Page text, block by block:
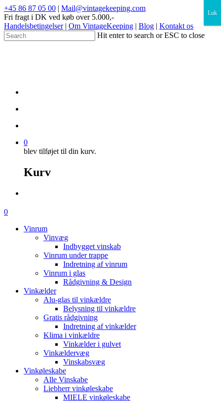
+45 86 87 05 00 | Mail@vintagekeeping.com
Fri fragt i DK ved køb over 5.000,-
Handelsbetingelser| Om VintageKeeping | Blog | Kontakt os
Hit enter to search or ESC to close
0
blev tilføjet til din kurv.
Kurv
0
Vinrum
Vinvæg
Indbygget vinskab
Vinrum under trappe
Indretning af vinrum
Vinrum i glas
Rådgivning & Design
Vinkælder
Alu-glas til vinkældre
Belysning til vinkældre
Gratis rådgivning
Indretning af vinkælder
Klima i vinkældre
Vinkælder i gulvet
Vinkældervæg
Vinskabsvæg
Vinkøleskabe
Alle Vinskabe
Liebherr vinkøleskabe
MIELE vinkøleskabe
×
Luk